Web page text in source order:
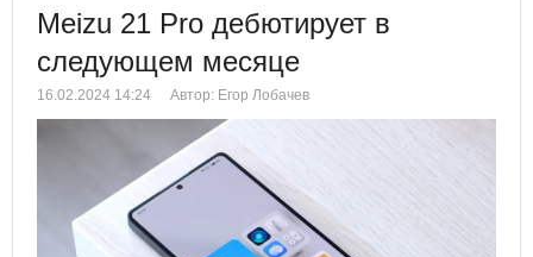
Meizu 21 Pro дебютирует в
следующем месяце
16.02.2024 14:24 Автор: Егор Лобачев